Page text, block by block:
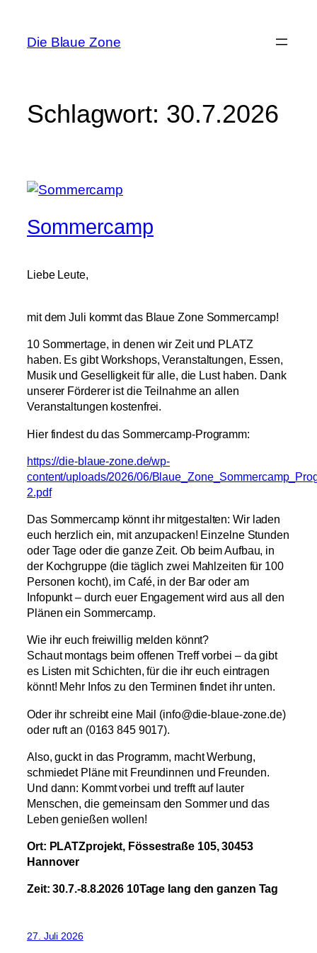
springen
Die Blaue Zone
Schlagwort: 30.7.2026
Sommercamp
Liebe Leute,
mit dem Juli kommt das Blaue Zone Sommercamp!
10 Sommertage, in denen wir Zeit und PLATZ
haben. Es gibt Workshops, Veranstaltungen, Essen,
Musik und Geselligkeit für alle, die Lust haben. Dank
unserer Förderer ist die Teilnahme an allen
Veranstaltungen kostenfrei.
Hier findest du das Sommercamp-Programm:
https://die-blaue-zone.de/wp-
content/uploads/2026/06/
2.pdf
Das Sommercamp könnt ihr mitgestalten: Wir laden
euch herzlich ein, mit anzupacken! Einzelne Stunden
oder Tage oder die ganze Zeit. Ob beim Aufbau, in
der Kochgruppe (die täglich zwei Mahlzeiten für 100
Personen kocht), im Café, in der Bar oder am
Infopunkt – durch euer Engagement wird aus all den
Plänen ein Sommercamp.
Wie ihr euch freiwillig melden könnt?
Schaut montags beim offenen Treff vorbei – da gibt
es Listen mit Schichten, für die ihr euch eintragen
könnt! Mehr Infos zu den Terminen findet ihr unten.
Oder ihr schreibt eine Mail (info@die-blaue-zone.de)
oder ruft an (0163 845 9017).
Also, guckt in das Programm, macht Werbung,
schmiedet Pläne mit Freundinnen und Freunden.
Und dann: Kommt vorbei und trefft auf lauter
Menschen, die gemeinsam den Sommer und das
Leben genießen wollen!
Ort: PLATZprojekt, Fössestraße 105, 30453
Hannover
Zeit: 30.7.-8.8.2026 10Tage lang den ganzen Tag
27. Juli 2026